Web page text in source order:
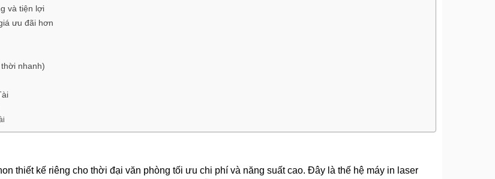
và tiện lợi
ưu đãi hơn
nhanh)
thiết kế riêng cho thời đại văn phòng tối ưu chi phí và năng suất cao. Đây là thế hệ máy in laser